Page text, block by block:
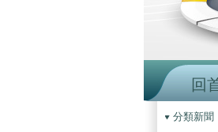
回
分類新聞